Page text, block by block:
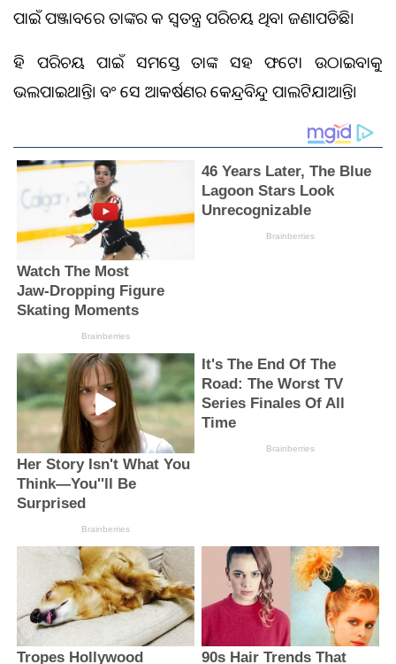
ପାଇଁ ପଞ୍ଜାବରେ ତାଙ୍କର ଏକ ସ୍ୱତନ୍ତ୍ର ପରିଚୟ ଥିବା ଜଣାପଡିଛି।
ଏହି ପରିଚୟ ପାଇଁ ସମସ୍ତେ ତାଙ୍କ ସହ ଫଟୋ ଉଠାଇବାକୁ
ଭଲପାଇଥାନ୍ତି। ଏବଂ ସେ ଆକର୍ଷଣର କେନ୍ଦ୍ରବିନ୍ଦୁ ପାଲଟିଯାଆନ୍ତି।